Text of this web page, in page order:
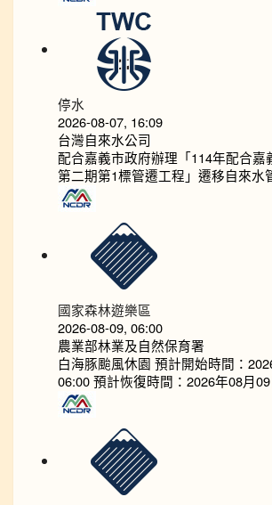
停水
2026-08-07, 16:09
台灣自來水公司
配合嘉義市政府辦理「114年配合嘉
第二期第1標管遷工程」遷移自來水
國家森林遊樂區
2026-08-09, 06:00
農業部林業及自然保育署
白海豚颱風休園 預計開始時間：
06:00 預計恢復時間：2026年08月